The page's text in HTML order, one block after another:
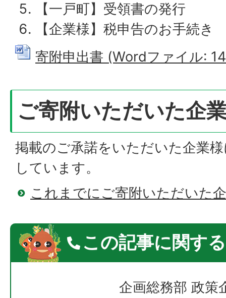
【一戸町】受領書の発行
【企業様】税申告のお手続き
寄附申出書 (Wordファイル:
ご寄附いただいた企
掲載のご承諾をいただいた企業
しています。
これまでにご寄附いただいた
この記事に関す
企画総務部 政策